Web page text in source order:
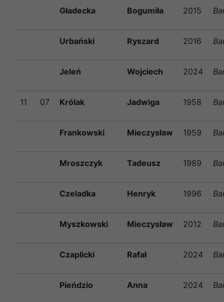
Gładecka Bogumiła 2015
Urbański Ryszard 2016
Jeleń Wojciech 2024
11 07 Królak Jadwiga 1958
Frankowski Mieczysław 1959
Mroszczyk Tadeusz 1989
Czeladka Henryk 1996
Myszkowski Mieczysław 2012
Czaplicki Rafał 2024
Pieńdzio Anna 2024